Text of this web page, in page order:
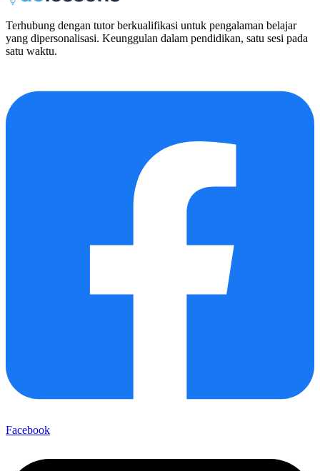
Terhubung dengan tutor berkualifikasi untuk pengalaman belajar
yang dipersonalisasi. Keunggulan dalam pendidikan, satu sesi pada
satu waktu.
Facebook